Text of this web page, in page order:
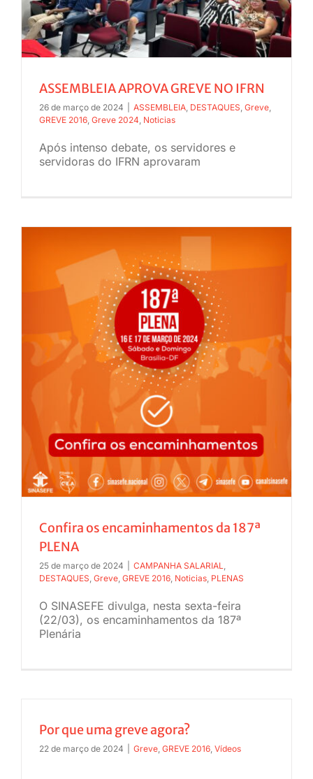
ASSEMBLEIA APROVA GREVE NO IFRN
26 de março de 2024 ASSEMBLEIA, DESTAQUES, Greve,
GREVE 2016, Greve 2024, Noticias
Após intenso debate, os servidores e
servidoras do IFRN aprovaram
Confira os encaminhamentos da 187ª
PLENA
25 de março de 2024 CAMPANHA SALARIAL
DESTAQUES Greve GREVE 2016 Noticias PLENAS
O SINASEFE divulga, nesta sexta-feira
(22/03), os encaminhamentos da 187ª
Plenária
Por que uma greve agora?
22 de março de 2024 Greve GREVE 2016 Vídeos